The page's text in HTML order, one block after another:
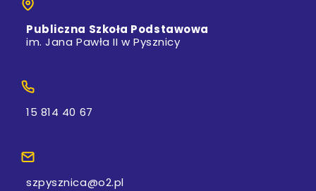
Publiczna Szkoła Podstawowa
im. Jana Pawła II w Pysznicy
15 814 40 67
szpysznica@o2.pl